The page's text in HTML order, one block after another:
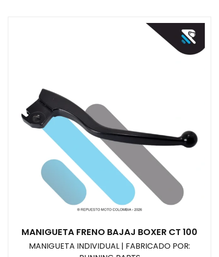
MANIGUETA FRENO BAJAJ BOXER CT 100
MANIGUETA INDIVIDUAL | FABRICADO POR: